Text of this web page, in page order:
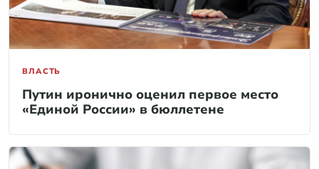
ВЛАСТЬ
Путин иронично оценил первое место
«Единой России» в бюллетене